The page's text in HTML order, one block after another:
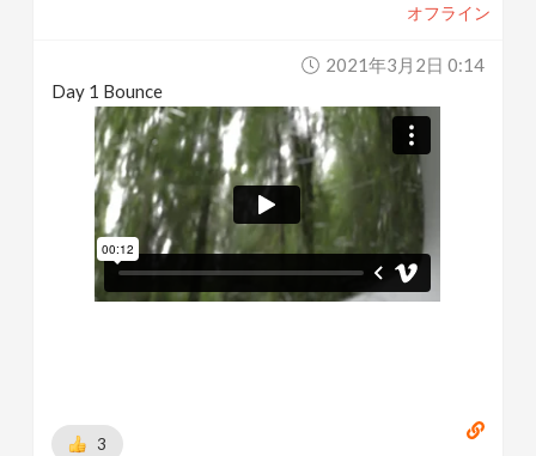
オフライン
2021年3月2日 0:14
Day 1 Bounce
3